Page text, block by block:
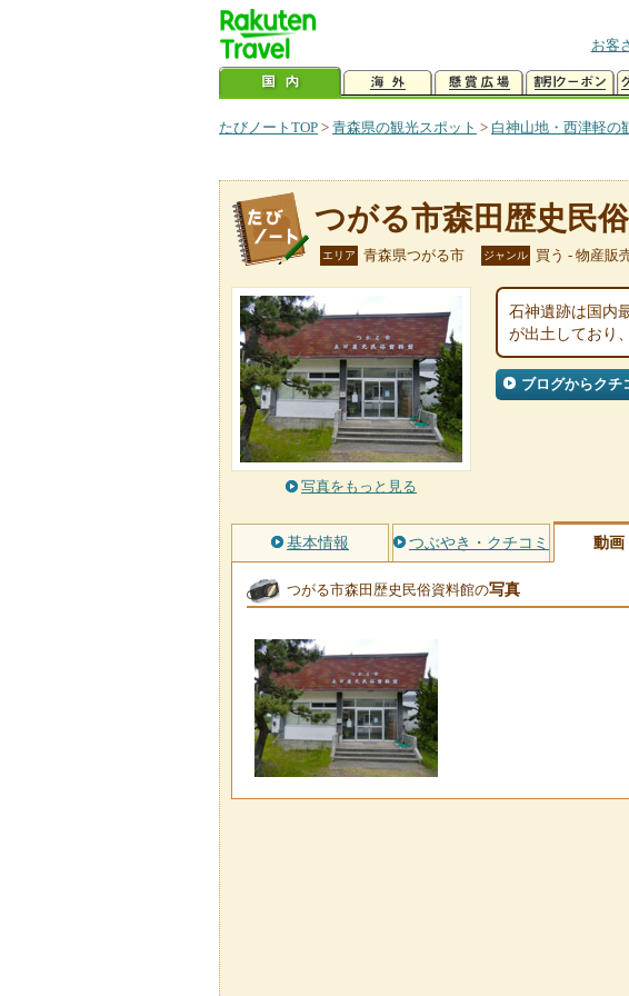
お客
たびノートTOP > 青森県の観光スポット > 白神山地・西津軽の
つがる市森田歴史民
エリア 青森県つがる市 ジャンル 買う - 物産販
写真をもっと見る
石神遺跡は国内
が出土しており
ブログからクチ
基本情報 つぶやき・クチコミ 動画
つがる市森田歴史民俗資料館の写真